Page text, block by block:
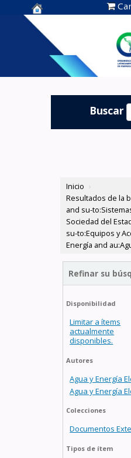
Centro de
Documentación
OLADE -
Buscar
Inicio ›
Resultados de la
and su-
Sociedad del
su-to:Equipos y
Energía and
Refinar su
Disponibilidad
Limitar a ítems
actualmente
disponibles.
Autores
Agua y Energía
Agua y Energía
Colecciones
Documentos
Tipos de ítem